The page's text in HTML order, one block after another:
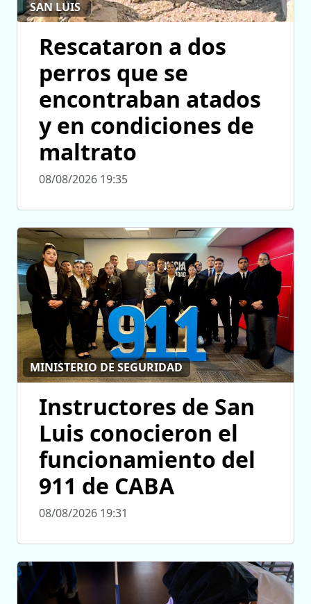
SAN LUIS
Rescataron a dos
perros que se
encontraban atados
y en condiciones de
maltrato
08/08/2026 19:35
MINISTERIO DE SEGURIDAD
Instructores de San
Luis conocieron el
funcionamiento del
911 de CABA
08/08/2026 19:31